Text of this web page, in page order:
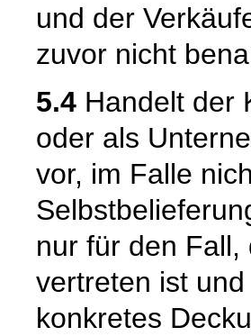
und der
zuvor nicht
5.4 Handelt der
oder als
vor, im Falle
nur für den Fall,
vertreten ist
konkretes